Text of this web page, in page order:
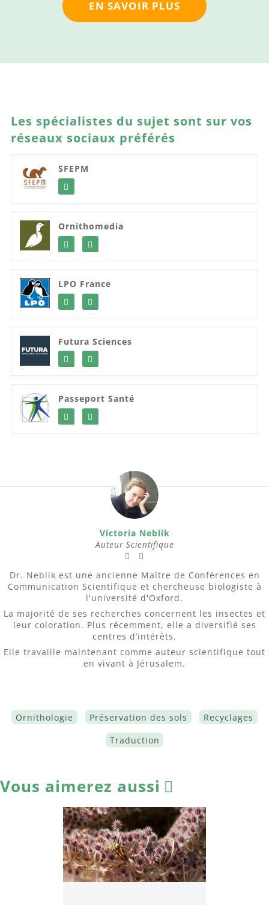
EN SAVOIR PLUS
Les spécialistes du sujet sont sur vos
réseaux sociaux préférés
SFEPM
Ornithomedia
LPO France
Futura Sciences
Passeport Santé
Victoria Neblik
Auteur Scientifique
Dr. Neblik est une ancienne Maître de Conférences en
Communication Scientifique et chercheuse biologiste à
l'université d'Oxford.
La majorité de ses recherches concernent les insectes et
leur coloration. Plus récemment, elle a diversifié ses
centres d’intérêts.
Elle travaille maintenant comme auteur scientifique tout
en vivant à Jérusalem.
Ornithologie Préservation des sols Recyclages
Traduction
Vous aimerez aussi